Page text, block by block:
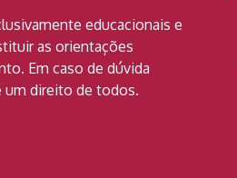
educacionais e
as orientações
Em caso de dúvida
um direito de todos.